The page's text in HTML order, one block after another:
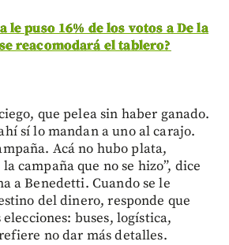
le puso 16% de los votos a De la
reacomodará el tablero?
que pelea sin haber ganado.
sí lo mandan a uno al carajo.
Acá no hubo plata,
campaña que no se hizo”, dice
a Benedetti. Cuando se le
del dinero, responde que
buses, logística,
no dar más detalles.